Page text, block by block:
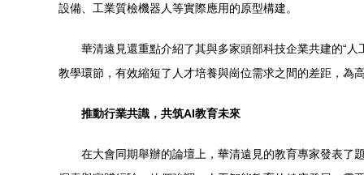
設備、工業質檢機器人等實際應用的原型構建。
華清遠見還重點介紹了其與多家頭部科技企業共建的“
教學環節，有效縮短了人才培養與崗位需求之間的差距，為
推動行業共識，共筑AI教育未來
在大會同期舉辦的論壇上，華清遠見的教育專家發表了